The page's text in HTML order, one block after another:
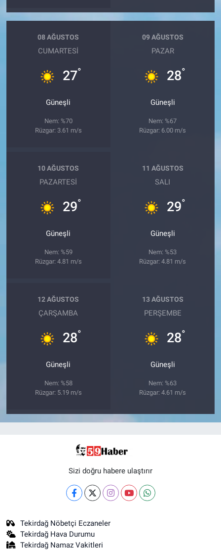
08 AĞUSTOS
CUMARTESI
27°
Güneşli
Nem: %70
Rüzgar: 3.61 m/s
09 AĞUSTOS
PAZAR
28°
Güneşli
Nem: %67
Rüzgar: 6.00 m/s
10 AĞUSTOS
PAZARTESI
29°
Güneşli
Nem: %59
Rüzgar: 4.81 m/s
11 AĞUSTOS
SALI
29°
Güneşli
Nem: %53
Rüzgar: 4.81 m/s
12 AĞUSTOS
ÇARŞAMBA
28°
Güneşli
Nem: %58
Rüzgar: 5.19 m/s
13 AĞUSTOS
PERŞEMBE
28°
Güneşli
Nem: %63
Rüzgar: 4.61 m/s
Sizi doğru habere ulaştırır
Tekirdağ Nöbetçi Eczaneler
Tekirdağ Hava Durumu
Tekirdağ Namaz Vakitleri